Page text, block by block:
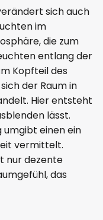
sich auch
im
die zum
entlang der
Kopfteil des
der Raum in
Hier entsteht
lässt.
umgibt einen ein
vermittelt.
nur dezente
das